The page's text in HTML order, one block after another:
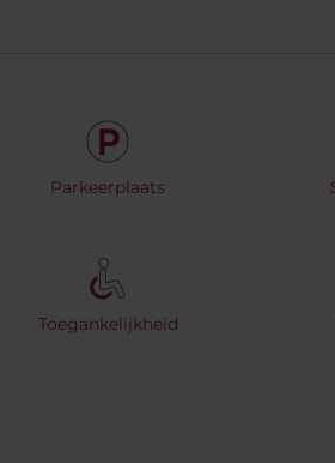
Parkeerplaats
Toegankelijkheid